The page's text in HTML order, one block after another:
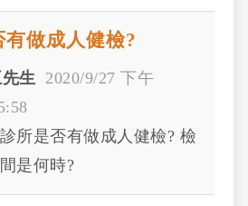
看看....
有做成人健檢?
生 2020/9/27 下午
所是否有做成人健檢? 檢
是何時?